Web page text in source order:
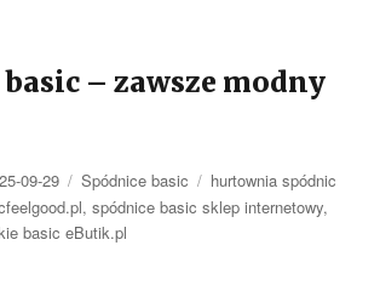
– zawsze modny
09-29 Kategorie
Spódnice basic Tagi
hurtownia spódnic
,spódnice basic sklep internetowy,
basic eButik.pl